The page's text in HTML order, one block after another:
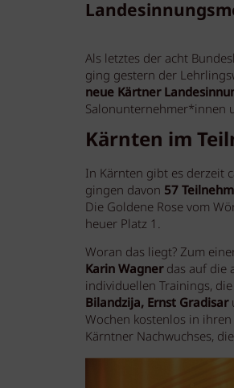
Als letztes der acht
ging gestern der
neue Kärtner
Salonunternehmer*innen
Kärnten im
In Kärnten gibt es derzeit
gingen davon 57
Die Goldene Rose vom
heuer Platz 1.
Woran das liegt? Zum
Karin Wagnerdas auf die
individuellen Trainings,
Bilandzija, Ernst Gradisar
Wochen kostenlos in
Kärntner Nachwuchses,